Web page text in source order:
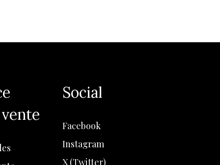
Social
Facebook
Instagram
X (Twitter)